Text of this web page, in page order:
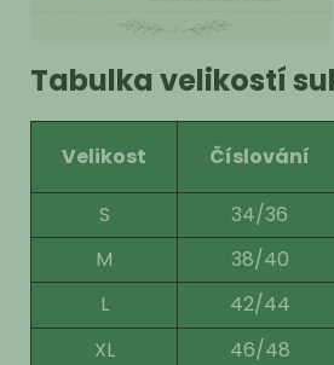
Tabulka velikostí
Velikost Číslování
S 34/36
M
38/40
L
42/44
XL
46/48